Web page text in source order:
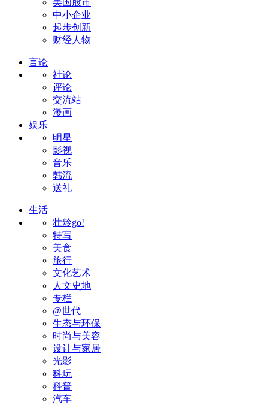
美国股市
中小企业
起步创新
财经人物
言论
社论
评论
交流站
漫画
娱乐
明星
影视
音乐
韩流
送礼
生活
壮龄go!
特写
美食
旅行
文化艺术
人文史地
专栏
@世代
生态与环保
时尚与美容
设计与家居
光影
科玩
科普
汽车